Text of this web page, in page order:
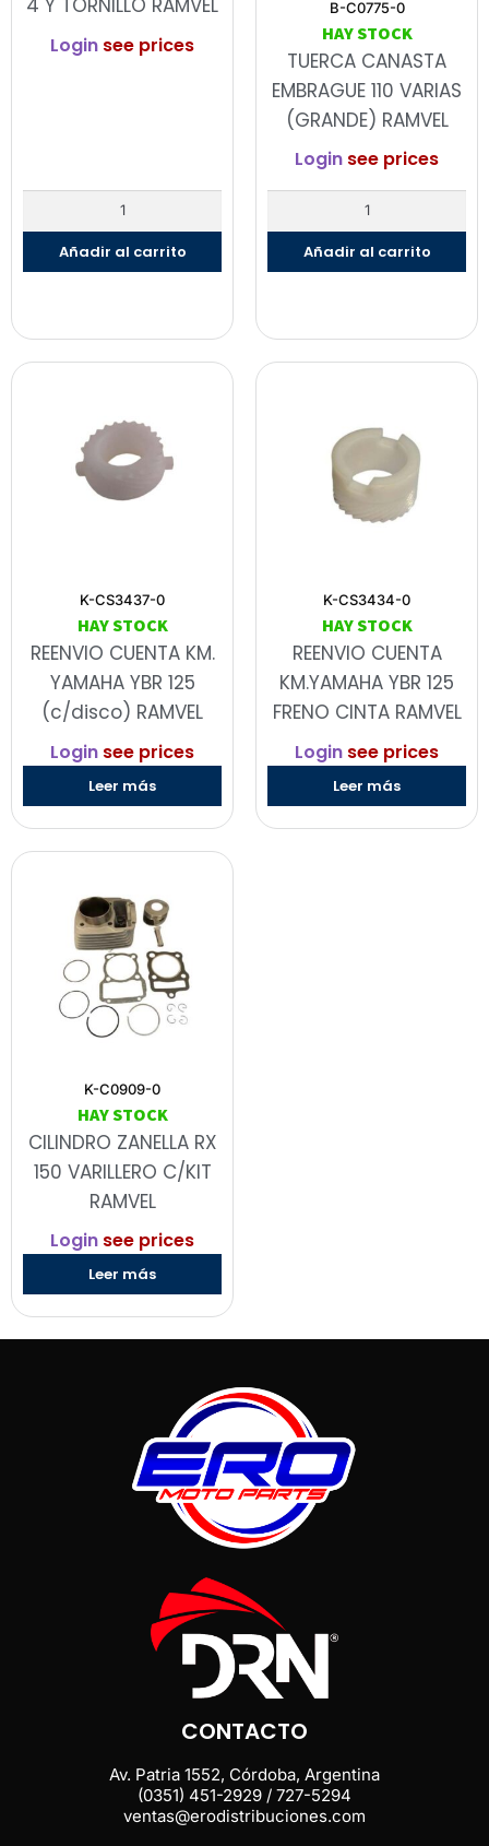
4 Y TORNILLO RAMVEL
Login see prices
Añadir al carrito
B-C0775-0
HAY STOCK
TUERCA CANASTA
EMBRAGUE 110 VARIAS
(GRANDE) RAMVEL
Login see prices
Añadir al carrito
K-CS3437-0
HAY STOCK
REENVIO CUENTA KM.
YAMAHA YBR 125
(c/disco) RAMVEL
Login see prices
Leer más
K-CS3434-0
HAY STOCK
REENVIO CUENTA
KM.YAMAHA YBR 125
FRENO CINTA RAMVEL
Login see prices
Leer más
K-C0909-0
HAY STOCK
CILINDRO ZANELLA RX
150 VARILLERO C/KIT
RAMVEL
Login see prices
Leer más
CONTACTO
Av. Patria 1552, Córdoba, Argentina
(0351) 451-2929 / 727-5294
ventas@erodistribuciones.com